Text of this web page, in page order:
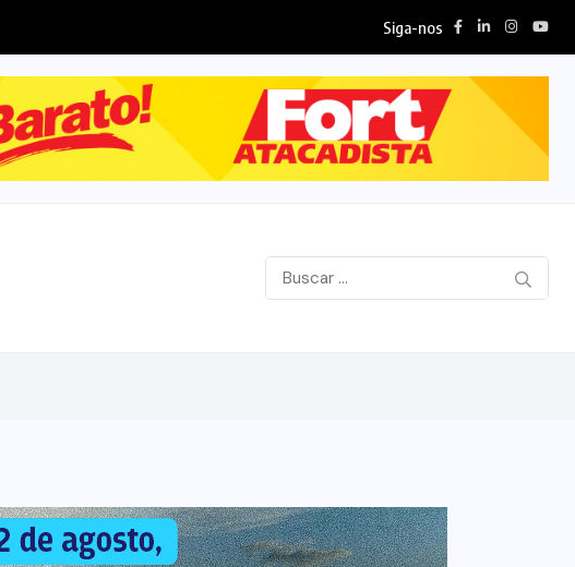
Siga-nos